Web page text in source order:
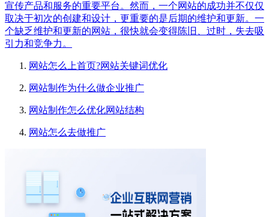
宣传产品和服务的重要平台。然而，一个网站的成功并不仅仅
取决于初次的创建和设计，更重要的是后期的维护和更新。一
个缺乏维护和更新的网站，很快就会变得陈旧、过时，失去吸
引力和竞争力。
网站怎么上首页?网站关键词优化
网站制作为什么做企业推广
网站制作怎么优化网站结构
网站怎么去做推广